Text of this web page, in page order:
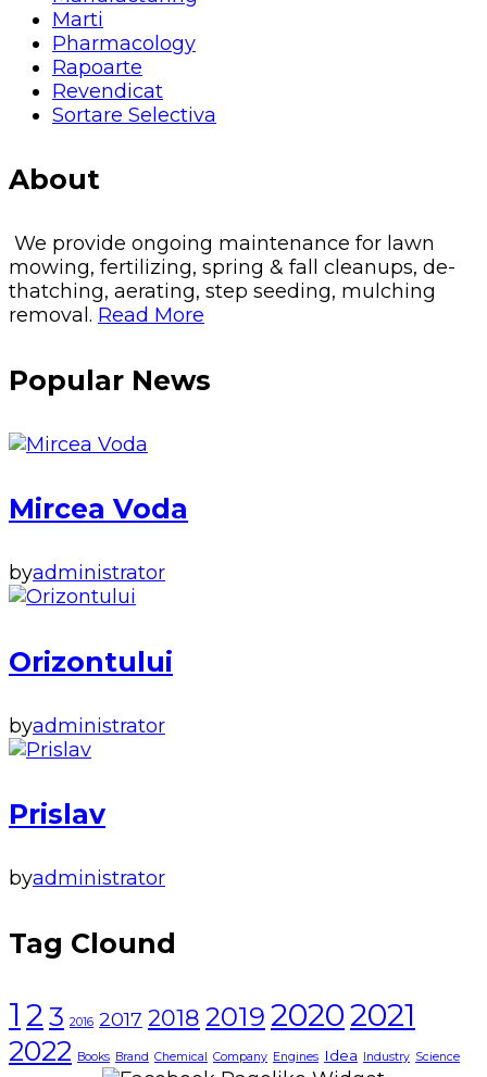
Marti
Pharmacology
Rapoarte
Revendicat
Sortare Selectiva
About
We provide ongoing maintenance for lawn
mowing, fertilizing, spring & fall cleanups, de-
thatching, aerating, step seeding, mulching
removal. Read More
Popular News
Mircea Voda
byadministrator
Orizontului
byadministrator
Prislav
byadministrator
Tag Clound
1 2 3 2016 2017 2018 2019 20202021
2022 Books Brand Chemical Company Engines Idea Industry Science